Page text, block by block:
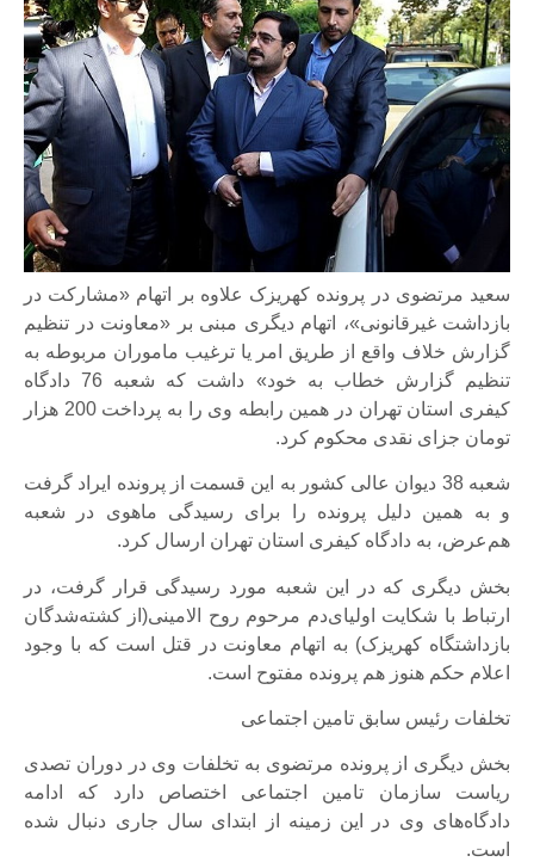
سعید مرتضوی در پرونده کهریزک علاوه بر اتهام «مشارکت در
بازداشت غیرقانونی»، اتهام دیگری مبنی بر «معاونت در تنظیم
گزارش خلاف واقع از طریق امر یا ترغیب ماموران مربوطه به
تنظیم گزارش خطاب به خود» داشت که شعبه 76 دادگاه
کیفری استان تهران در همین رابطه وی را به پرداخت 200 هزار
تومان جزای نقدی محکوم کرد.
شعبه 38 دیوان عالی کشور به این قسمت از پرونده ایراد گرفت
و به همین دلیل پرونده را برای رسیدگی ماهوی در شعبه
هم‌عرض، به دادگاه کیفری استان تهران ارسال کرد.
بخش دیگری که در این شعبه مورد رسیدگی قرار گرفت، در
ارتباط با شکایت اولیای‌دم مرحوم روح الامینی(از کشته‌شدگان
بازداشتگاه کهریزک) به اتهام معاونت در قتل است که با وجود
اعلام حکم هنوز هم پرونده مفتوح است.
تخلفات رئیس سابق تامین اجتماعی
بخش دیگری از پرونده مرتضوی به تخلفات وی در دوران تصدی
ریاست سازمان تامین اجتماعی اختصاص دارد که ادامه
دادگاه‌های وی در این زمینه از ابتدای سال جاری دنبال شده
است.